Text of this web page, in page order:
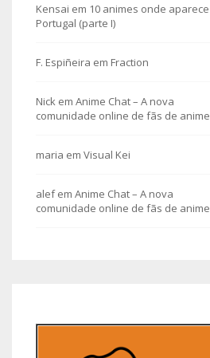
Kensai em 10 animes onde aparece
Portugal (parte I)
F. Espiñeira em Fraction
Nick em Anime Chat – A nova
comunidade online de fãs de anime
maria em Visual Kei
alefem Anime Chat – A nova
comunidade online de fãs de anime